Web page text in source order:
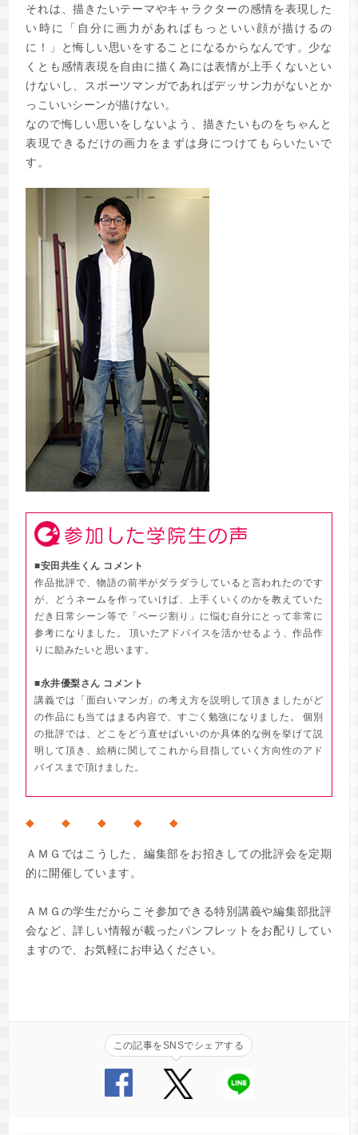
それは、描きたいテーマやキャラクターの感情を表現した
い時に「自分に画力があればもっといい顔が描けるの
に！」と悔しい思いをすることになるからなんです。少な
くとも感情表現を自由に描く為には表情が上手くないとい
けないし、スポーツマンガであればデッサン力がないとか
っこいいシーンが描けない。
なので悔しい思いをしないよう、描きたいものをちゃんと
表現できるだけの画力をまずは身につけてもらいたいで
す。
■安田共生くん コメント
作品批評で、物語の前半がダラダラしていると言われたのです
が、どうネームを作っていけば、上手くいくのかを教えていた
だき日常シーン等で「ページ割り」に悩む自分にとって非常に
参考になりました。 頂いたアドバイスを活かせるよう、作品作
りに励みたいと思います。
■永井優梨さん コメント
講義では「面白いマンガ」の考え方を説明して頂きましたがど
の作品にも当てはまる内容で、すごく勉強になりました。 個別
の批評では、どこをどう直せばいいのか具体的な例を挙げて説
明して頂き、絵柄に関してこれから目指していく方向性のアド
バイスまで頂けました。
◆ ◆ ◆ ◆ ◆
ＡＭＧではこうした、編集部をお招きしての批評会を定期
的に開催しています。
ＡＭＧの学生だからこそ参加できる特別講義や編集部批評
会など、詳しい情報が載ったパンフレットをお配りしてい
ますので、お気軽にお申込ください。
この記事をSNSでシェアする